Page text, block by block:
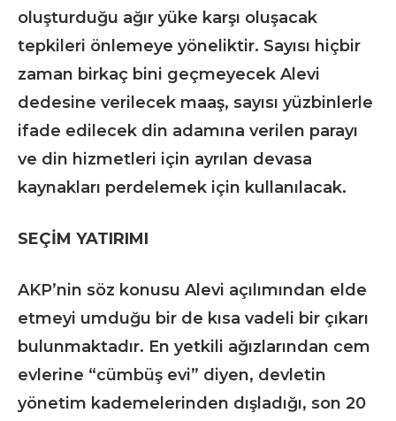
oluşturduğu ağır yüke karşı oluşacak
tepkileri önlemeye yöneliktir. Sayısı hiçbir
zaman birkaç bini geçmeyecek Alevi
dedesine verilecek maaş, sayısı yüzbinlerle
ifade edilecek din adamına verilen parayı
ve din hizmetleri için ayrılan devasa
kaynakları perdelemek için kullanılacak.
SEÇİM YATIRIMI
AKP’nin söz konusu Alevi açılımından elde
etmeyi umduğu bir de kısa vadeli bir çıkarı
bulunmaktadır. En yetkili ağızlarından cem
evlerine “cümbüş evi” diyen, devletin
yönetim kademelerinden dışladığı, son 20